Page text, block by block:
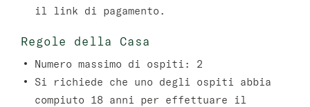
il link di pagamento.
Regole della Casa
Numero massimo di ospiti: 2
Si richiede che uno degli ospiti abbia
compiuto 18 anni per effettuare il